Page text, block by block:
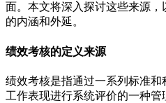
面。本文将深入探讨这些来源
的内涵和外延。
绩效考核的定义来源
绩效考核是指通过一系列标准
工作表现进行系统评价的一种